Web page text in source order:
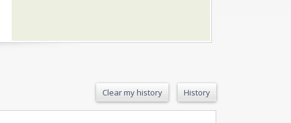
Clear my history History